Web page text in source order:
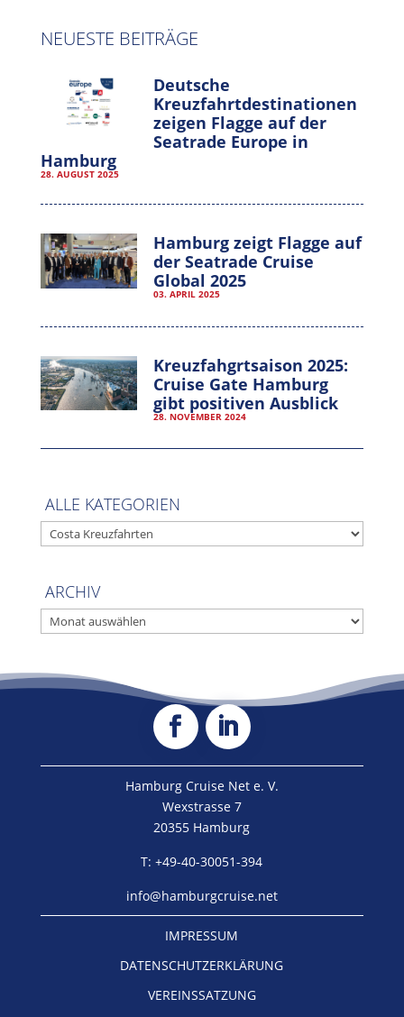
NEUESTE BEITRÄGE
Deutsche
Kreuzfahrtdestinationen
zeigen Flagge auf der
Seatrade Europe in
Hamburg
28. AUGUST 2025
Hamburg zeigt Flagge auf
der Seatrade Cruise
Global 2025
03. APRIL 2025
Kreuzfahgrtsaison 2025:
Cruise Gate Hamburg
gibt positiven Ausblick
28. NOVEMBER 2024
ALLE KATEGORIEN
ALLE
KATEGORIEN
ARCHIV
ARCHIV
Hamburg Cruise Net e. V.
Wexstrasse 7
20355 Hamburg
T: +49-40-30051-394
info@hamburgcruise.net
IMPRESSUM
DATENSCHUTZERKLÄRUNG
VEREINSSATZUNG